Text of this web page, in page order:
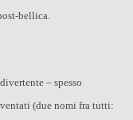
bellica.
– spesso
(due nomi fra tutti: